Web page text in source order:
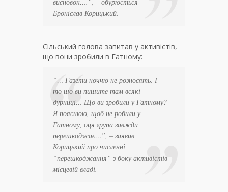
Броніслав Корицький.
Сільський голова запитав у активістів,
що вони зробили в Гатному:
“… Газети ноччю не розносять. І
то шо ви пишите там всякі
дурниці… Що ви зробили у Гатному?
Я пояснюю, щоб не робили у
Гатному, оця група завжди
перешкоджає…”, – заявив
Корицький про численні
“перешкоджання” з боку активістів
місцевій владі.